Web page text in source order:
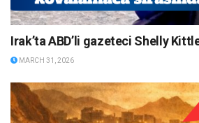
Irak’ta ABD’li gazeteci Shelly
MARCH 31, 2026